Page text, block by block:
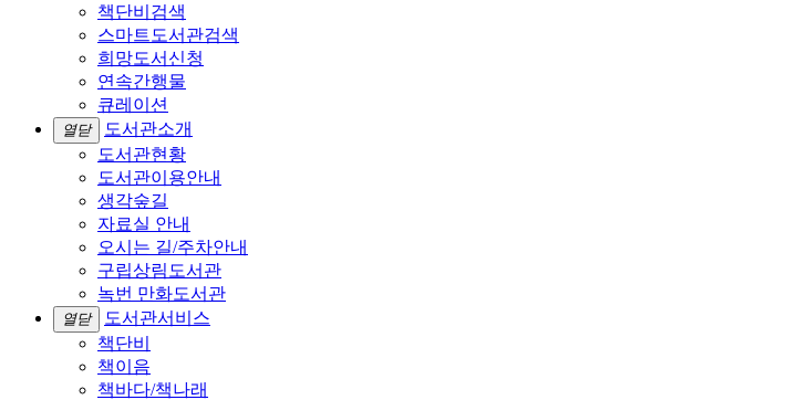
책단비검색
스마트도서관검색
희망도서신청
연속간행물
큐레이션
열닫
도서관소개
도서관현황
도서관이용안내
생각숲길
자료실 안내
오시는 길/주차안내
구립상림도서관
녹번 만화도서관
열닫
도서관서비스
책단비
책이음
책바다/책나래